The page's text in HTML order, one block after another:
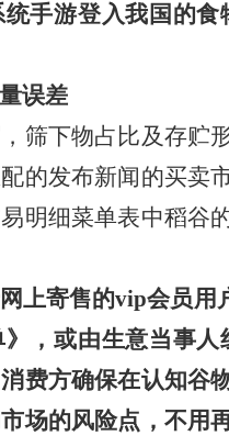
手游登入我国的
误差
筛下物占比及存贮
的发布新闻的买卖
明细菜单表中稻谷
上寄售的vip会员
，或由生意当事
费方确保在认知谷
场的风险点，不用